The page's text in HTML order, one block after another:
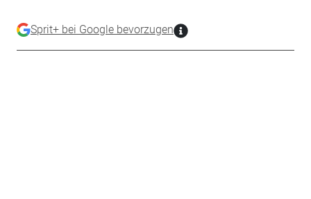
Sprit+ bei Google bevorzugen